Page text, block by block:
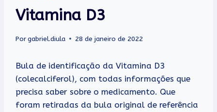
Vitamina D3
Porgabriel.diula 28 de janeiro de 2022
Bula de identificação da Vitamina D3
(colecalciferol), com todas informações que
precisa saber sobre o medicamento. Que
foram retiradas da bula original de referência